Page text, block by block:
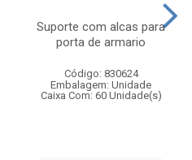
Suporte com alcas para
porta de armario
Código: 830624
Embalagem: Unidade
Caixa Com: 60 Unidade(s)